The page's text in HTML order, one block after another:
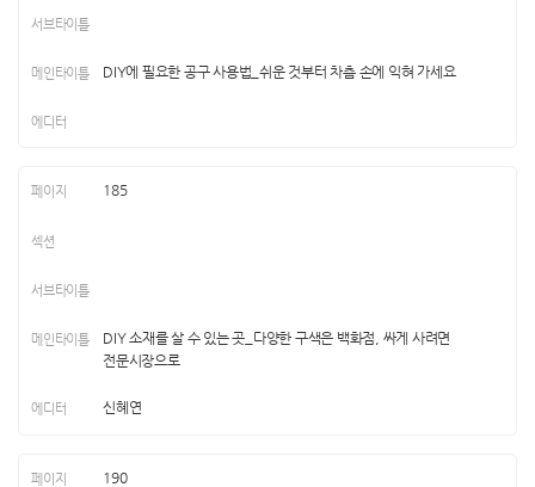
DIY에 필요한 공구 사용법_쉬운 것부터 차츰 손에 익혀 가세요
185
DIY 소재를 살 수 있는 곳_다양한 구색은 백화점, 싸게 사려면
전문시장으로
신혜연
190